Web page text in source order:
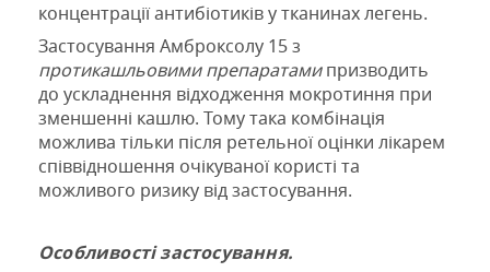
концентрації антибіотиків у тканинах легень.
Застосування Амброксолу 15 з
протикашльовими препаратамипризводить
до ускладнення відходження мокротиння при
зменшенні кашлю. Тому така комбінація
можлива тільки після ретельної оцінки лікарем
співвідношення очікуваної користі та
можливого ризику від застосування.
Особливості застосування.